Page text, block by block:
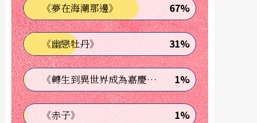
《夢在海潮那邊》 67%
《幽戀牡丹》 31%
《轉生到異世界成為嘉慶君—發現我的祖先是詐騙集團!?》 1%
《赤子》 1%